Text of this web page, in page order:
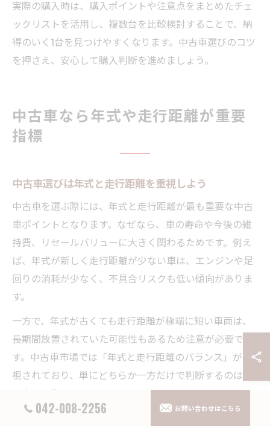
実際の購入時は、購入ポイントや注意点をまとめたチェ
ックリストを活用し、複数台を比較検討することで、納
得のいく1台を見つけやすくなります。中古車選びのコツ
を押さえ、安心して購入判断を進めましょう。
中古車なら年式や走行距離が重要
指標
中古車選びは年式と走行距離を重視しよう
中古車を選ぶ際には、年式と走行距離が最も重要な中古
車ポイントとなります。なぜなら、車の寿命や今後の維
持費、リセールバリューに大きく関わるためです。例え
ば、年式が新しく走行距離が少ない車は、エンジンや足
回りの消耗が少なく、不具合リスクも低い傾向がありま
す。
一方で、年式が古くても走行距離が極端に短い車両は、
長期間放置されていた可能性もあるため注意が必要で
す。中古車市場では「年式と走行距離のバランス」が重
視されており、単にどちらか一方だけで判断するのは避
けましょう。
初心者の方は、まず年式と走行距離の関係性を理解し、
042-008-2256 お問い合わせはこちら